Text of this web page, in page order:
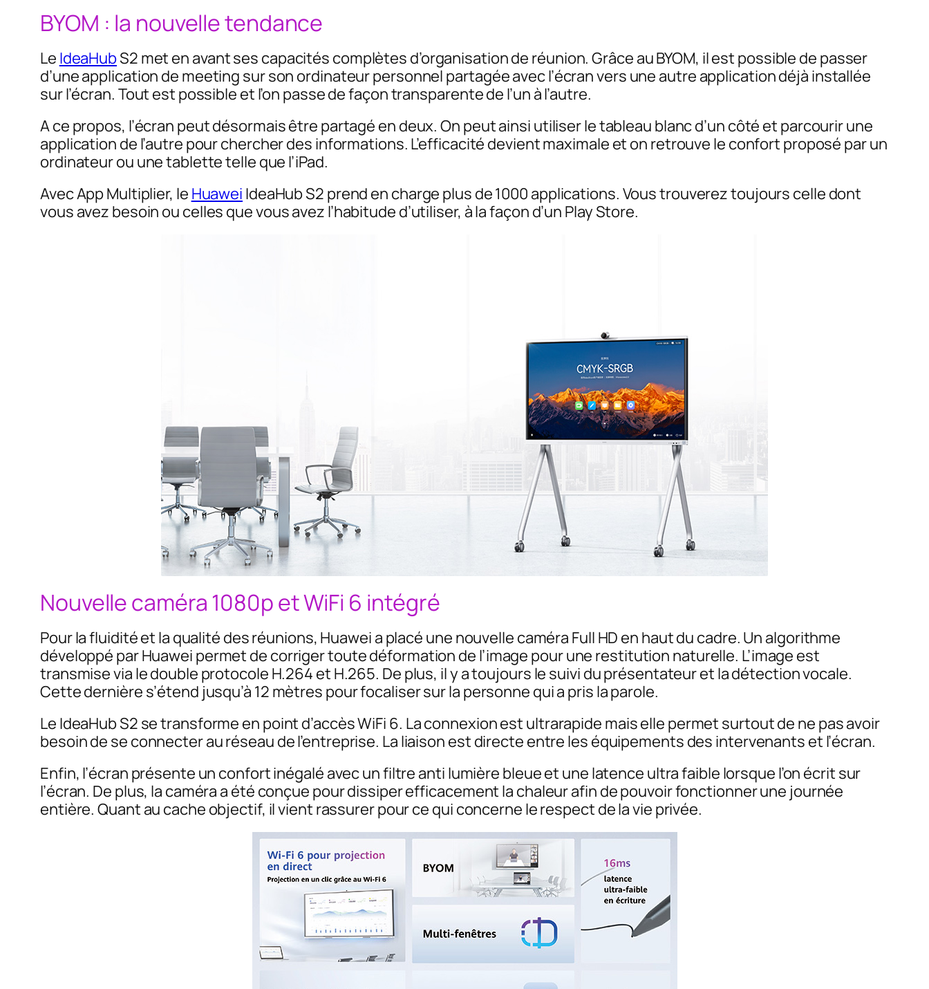
BYOM : la nouvelle tendance
Le IdeaHubS2 met en avant ses capacités complètes d’organisation de réunion. Grâce au BYOM, il est possible de passer
d’une application de meeting sur son ordinateur personnel partagée avec l’écran vers une autre application déjà installée
sur l’écran. Tout est possible et l’on passe de façon transparente de l’un à l’autre.
A ce propos, l’écran peut désormais être partagé en deux. On peut ainsi utiliser le tableau blanc d’un côté et parcourir une
application de l’autre pour chercher des informations. L’efficacité devient maximale et on retrouve le confort proposé par un
ordinateur ou une tablette telle que l’iPad.
Avec App Multiplier, le Huawei IdeaHub S2 prend en charge plus de 1000 applications. Vous trouverez toujours celle dont
vous avez besoin ou celles que vous avez l’habitude d’utiliser, à la façon d’un Play Store.
Nouvelle caméra 1080p et WiFi 6 intégré
Pour la fluidité et la qualité des réunions, Huawei a placé une nouvelle caméra Full HD en haut du cadre. Un algorithme
développé par Huawei permet de corriger toute déformation de l’image pour une restitution naturelle. L’image est
transmise via le double protocole H.264 et H.265. De plus, il y a toujours le suivi du présentateur et la détection vocale.
Cette dernière s’étend jusqu’à 12 mètres pour focaliser sur la personne qui a pris la parole.
Le IdeaHub S2 se transforme en point d’accès WiFi 6. La connexion est ultrarapide mais elle permet surtout de ne pas avoir
besoin de se connecter au réseau de l’entreprise. La liaison est directe entre les équipements des intervenants et l’écran.
Enfin, l’écran présente un confort inégalé avec un filtre anti lumière bleue et une latence ultra faible lorsque l’on écrit sur
l’écran. De plus, la caméra a été conçue pour dissiper efficacement la chaleur afin de pouvoir fonctionner une journée
entière. Quant au cache objectif, il vient rassurer pour ce qui concerne le respect de la vie privée.